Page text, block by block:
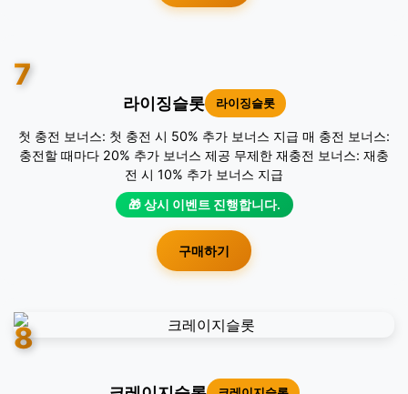
7
첫 충전 보너스: 첫 충전 시 50% 추가 보너스 지급 매 충전 보너스: